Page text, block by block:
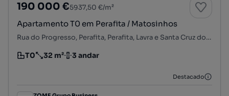
190 000 €5937,50 €/m²
Apartamento T0 em Perafita / Matosinhos
Rua do Progresso, Perafita, Perafita, Lavra e Santa Cruz do Bispo, Matosinhos, Porto
Tipologia
T0
Preço por metro quadrado
32 m²
Andar 3 andar
Destacado